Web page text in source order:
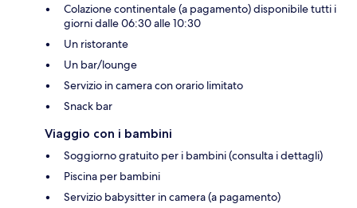
Colazione continentale (a pagamento) disponibile tutti i
giorni dalle 06:30 alle 10:30
Un ristorante
Un bar/lounge
Servizio in camera con orario limitato
Snack bar
Viaggio con i bambini
Soggiorno gratuito per i bambini (consulta i dettagli)
Piscina per bambini
Servizio babysitter in camera (a pagamento)